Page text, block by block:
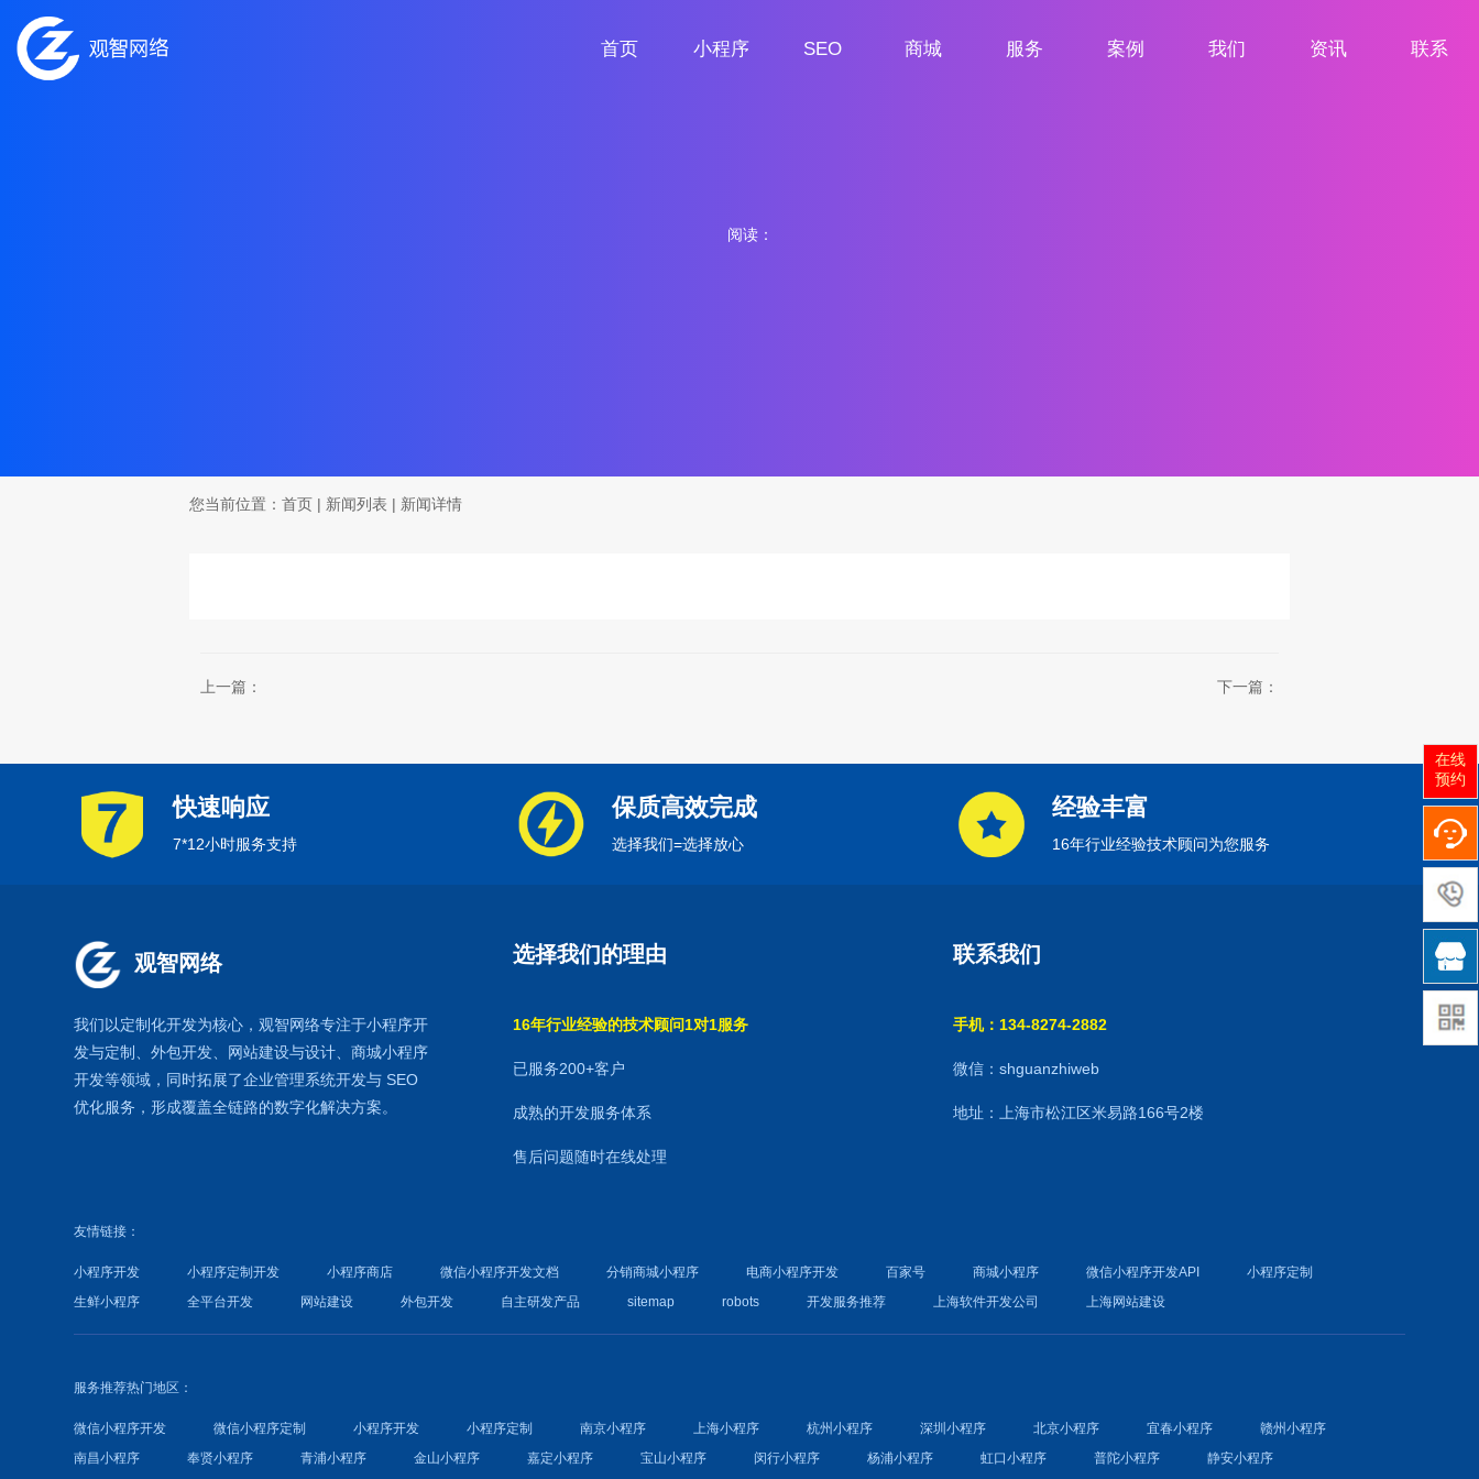
首页
小程序
SEO
商城
服务
案例
我们
资讯
联系
阅读：
您当前位置： 首页 | 新闻列表 | 新闻详情
上一篇： 下一篇：
快速响应
7*12小时服务支持
保质高效完成
选择我们=选择放心
经验丰富
16年行业经验技术顾问为您服务
观智网络
我们以定制化开发为核心，观智网络专注于小程序开
发与定制、外包开发、 网站建设与设计、商城小程序
开发等领域，同时拓展了企业管理系统开发与 SEO
优化服务，形成覆盖全链路的数字化解决方案。
选择我们的理由
16年行业经验的技术顾问1对1服务
已服务200+客户
成熟的开发服务体系
售后问题随时在线处理
联系我们
手机：134-8274-2882
微信：shguanzhiweb
地址：上海市松江区米易路166号2楼
友情链接：
小程序开发 小程序定制开发 小程序商店 微信小程序开发文档 分销商城小程序 电商小程序开发 百家号 商城小程序 微信小程序开发API
小程序定制
生鲜小程序
全平台开发 网站建设 外包开发 自主研发产品 sitemap robots 开发服务推荐 上海软件开发公司 上海网站建设
服务推荐热门地区：
微信小程序开发 微信小程序定制 小程序开发 小程序定制 南京小程序 上海小程序 杭州小程序 深圳小程序 北京小程序 宜春小程序
赣州小程序
南昌小程序
奉贤小程序 青浦小程序 金山小程序 嘉定小程序 宝山小程序 闵行小程序 杨浦小程序 虹口小程序 普陀小程序 静安小程序
在线
预约
